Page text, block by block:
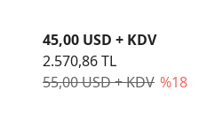
55,00 USD + KDV %18
45,00 USD + KDV
2.570,86 TL